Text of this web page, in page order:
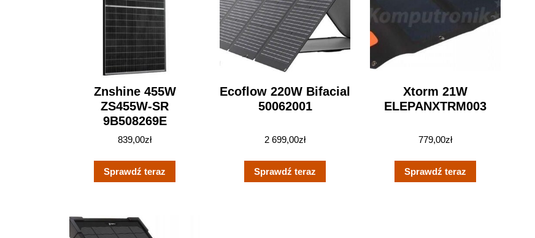
Znshine 455W
ZS455W-SR
9B508269E
839,00zł
Sprawdź teraz
Ecoflow 220W Bifacial
50062001
2 699,00zł
Sprawdź teraz
Xtorm 21W
ELEPANXTRM003
779,00zł
Sprawdź teraz